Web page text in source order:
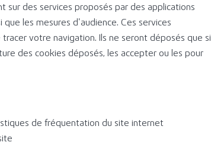
sur des services proposés par des applications
les mesures d’audience. Ces services
votre navigation. Ils ne seront déposés que si
des cookies déposés, les accepter ou les pour
de fréquentation du site internet